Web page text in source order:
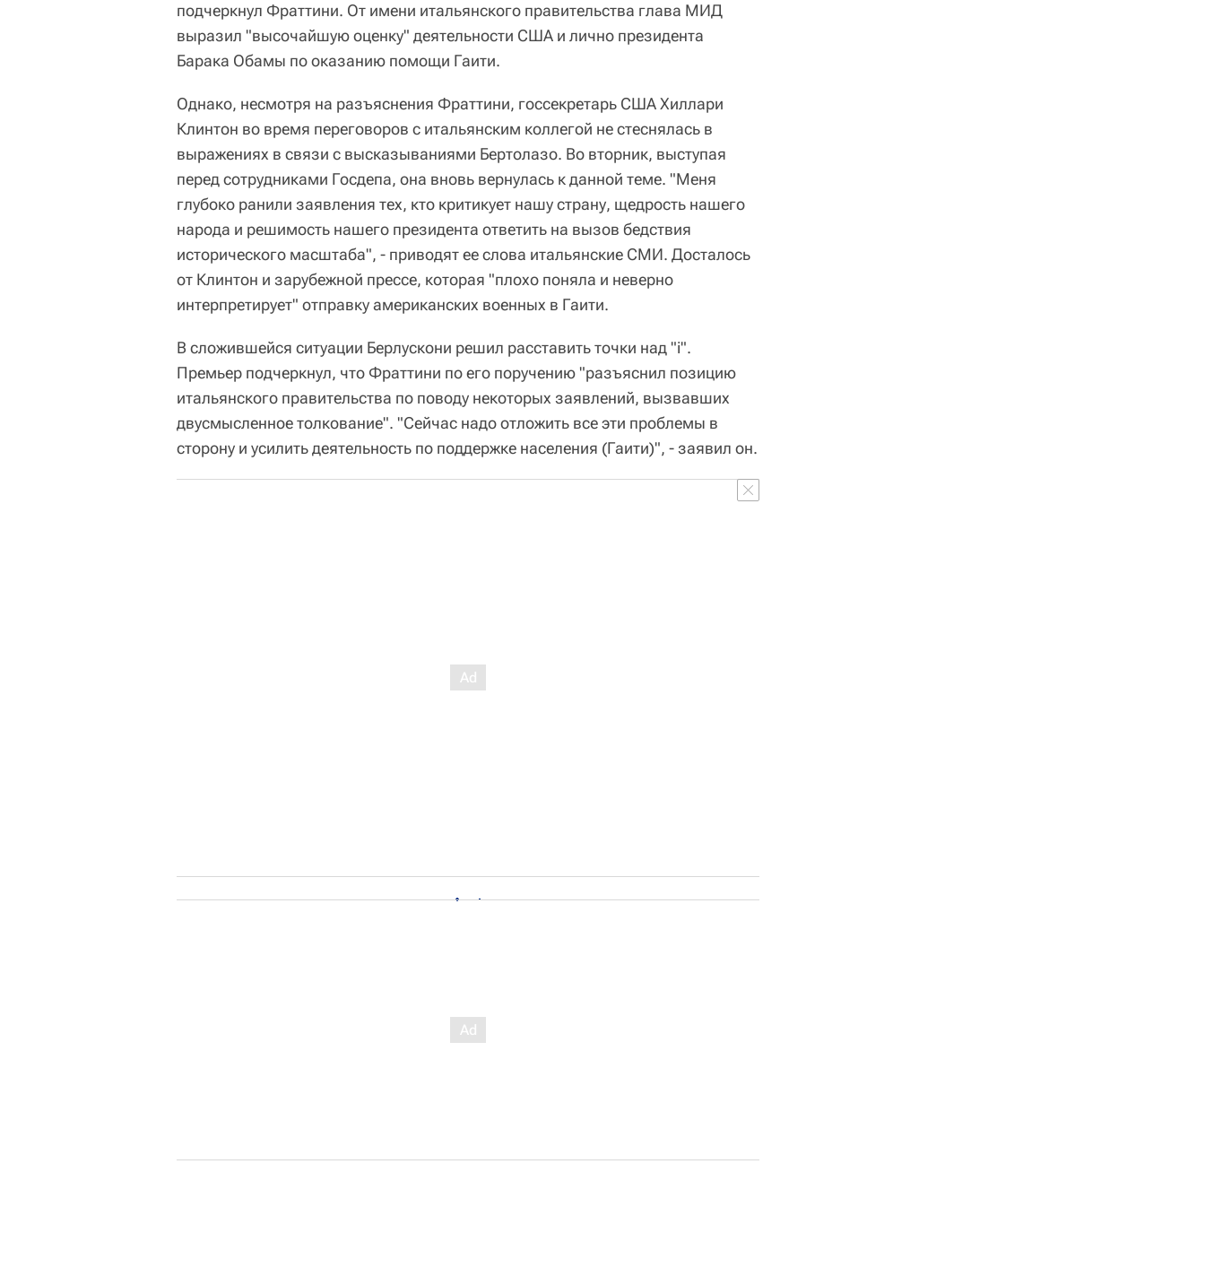
подчеркнул Фраттини. От имени итальянского правительства глава МИД
выразил "высочайшую оценку" деятельности США и лично президента
Барака Обамы по оказанию помощи Гаити.
Однако, несмотря на разъяснения Фраттини, госсекретарь США Хиллари
Клинтон во время переговоров с итальянским коллегой не стеснялась в
выражениях в связи с высказываниями Бертолазо. Во вторник, выступая
перед сотрудниками Госдепа, она вновь вернулась к данной теме. "Меня
глубоко ранили заявления тех, кто критикует нашу страну, щедрость нашего
народа и решимость нашего президента ответить на вызов бедствия
исторического масштаба", - приводят ее слова итальянские СМИ. Досталось
от Клинтон и зарубежной прессе, которая "плохо поняла и неверно
интерпретирует" отправку американских военных в Гаити.
В сложившейся ситуации Берлускони решил расставить точки над "i".
Премьер подчеркнул, что Фраттини по его поручению "разъяснил позицию
итальянского правительства по поводу некоторых заявлений, вызвавших
двусмысленное толкование". "Сейчас надо отложить все эти проблемы в
сторону и усилить деятельность по поддержке населения (Гаити)", - заявил он.